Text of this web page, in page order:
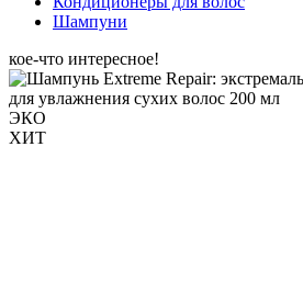
Шампуни
кое-что интересное!
ЭКО
ХИТ